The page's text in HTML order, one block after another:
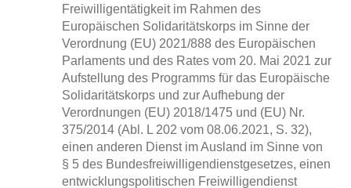
Freiwilligentätigkeit im Rahmen des
Europäischen Solidaritätskorps im Sinne der
Verordnung (EU) 2021/888 des Europäischen
Parlaments und des Rates vom 20. Mai 2021 zur
Aufstellung des Programms für das Europäische
Solidaritätskorps und zur Aufhebung der
Verordnungen (EU) 2018/1475 und (EU) Nr.
375/2014 (Abl. L 202 vom 08.06.2021, S. 32),
einen anderen Dienst im Ausland im Sinne von
§ 5 des Bundesfreiwilligendienstgesetzes, einen
entwicklungspolitischen Freiwilligendienst